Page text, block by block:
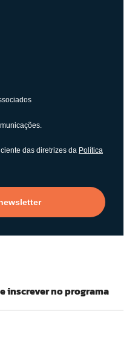
das diretrizes da Política
inscrever no programa